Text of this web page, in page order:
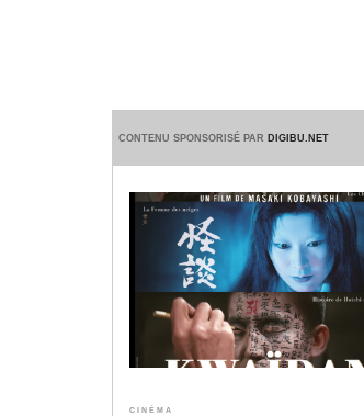
CONTENU SPONSORISÉ PAR DIGIBU.NET
CINÉMA